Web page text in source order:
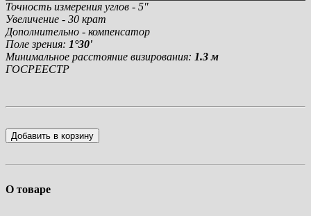
Точность измерения углов - 5"
Увеличение - 30 крат
Дополнительно - компенсатор
Поле зрения: 1°30'
Минимальное расстояние визирования: 1.3 м
ГОСРЕЕСТР
Добавить в корзину
О товаре